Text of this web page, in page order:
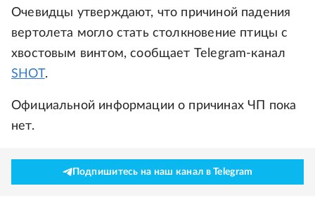
Очевидцы утверждают, что причиной падения
вертолета могло стать столкновение птицы с
хвостовым винтом, сообщает Telegram-канал
SHOT.
Официальной информации о причинах ЧП пока
нет.
Подпишитесь на наш канал в Telegram